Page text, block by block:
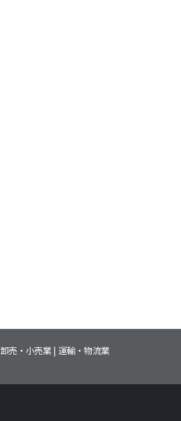
卸売・小売業 運輸・物流業